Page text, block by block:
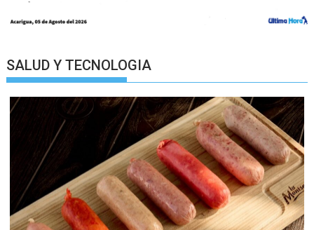
SALUD Y TECNOLOGIA